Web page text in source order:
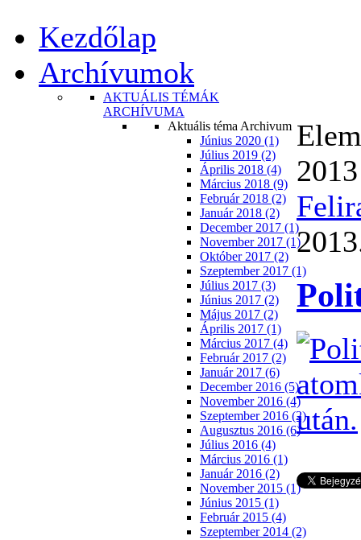
Kezdőlap
Archívumok
AKTUÁLIS TÉMÁK
ARCHÍVUMA
Aktuális téma Archivum
Június 2020 (1)
Július 2019 (2)
Április 2018 (4)
Március 2018 (9)
Február 2018 (2)
Január 2018 (2)
December 2017 (1)
November 2017 (1)
Október 2017 (2)
Szeptember 2017 (1)
Július 2017 (3)
Június 2017 (2)
Május 2017 (2)
Április 2017 (1)
Március 2017 (4)
Február 2017 (2)
Január 2017 (6)
December 2016 (5)
November 2016 (4)
Szeptember 2016 (2)
Augusztus 2016 (6)
Július 2016 (4)
Március 2016 (1)
Január 2016 (2)
November 2015 (1)
Június 2015 (1)
Február 2015 (4)
Szeptember 2014 (2)
2013